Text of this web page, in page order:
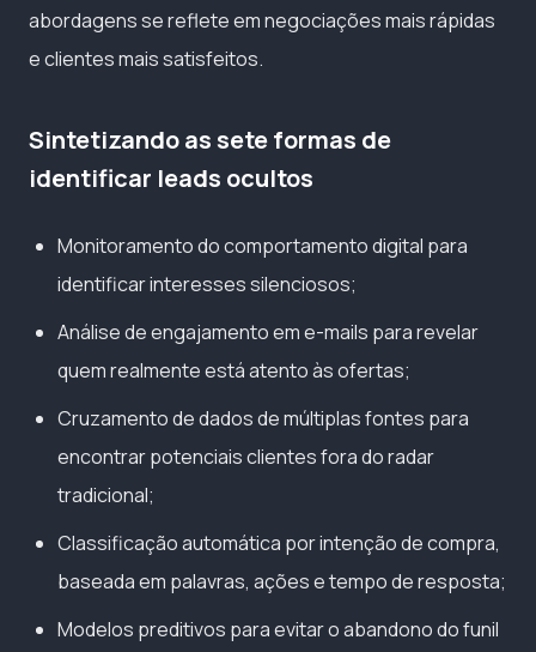
abordagens se reflete em negociações mais rápidas
e clientes mais satisfeitos.
Sintetizando as sete formas de
identificar leads ocultos
Monitoramento do comportamento digital para
identificar interesses silenciosos;
Análise de engajamento em e-mails para revelar
quem realmente está atento às ofertas;
Cruzamento de dados de múltiplas fontes para
encontrar potenciais clientes fora do radar
tradicional;
Classificação automática por intenção de compra,
baseada em palavras, ações e tempo de resposta;
Modelos preditivos para evitar o abandono do funil